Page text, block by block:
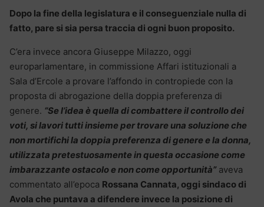
Dopo la fine della legislatura e il conseguenziale nulla di
fatto, pare si sia persa traccia di ogni buon proposito.
C’era invece ancora Giuseppe Milazzo, oggi
europarlamentare, in commissione Affari istituzionali a
Sala d’Ercole a provare l’affondo in contropiede con la
proposta di abrogazione della doppia preferenza di
genere. “Se l’idea è quella di combattere il controllo dei
voti, si lavori tutti insieme per trovare una soluzione che
non mortifichi la doppia preferenza di genere e la donna,
utilizzata pretestuosamente in questa occasione come
imbarazzante ostacolo e non come opportunità”aveva
commentato all’epoca Rossana Cannata, oggi sindaco di
Avola che puntava a difendere invece la posizione di